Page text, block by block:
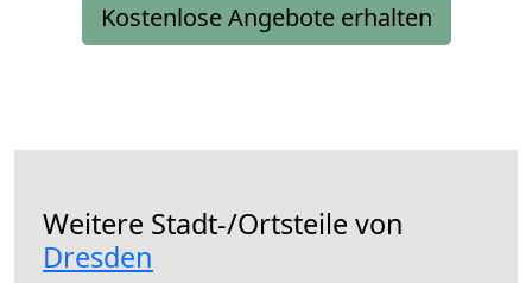
Kostenlose Angebote erhalten
Weitere Stadt-/Ortsteile von
Dresden